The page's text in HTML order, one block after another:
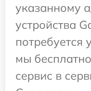
указанному
устройства
потребуется
мы
сервис в